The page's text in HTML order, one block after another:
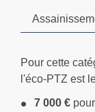
Pour cette
l'éco-PTZ est
7 000 € pour